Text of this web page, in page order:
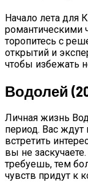
Начало лета для
романтическими
торопитесь с
открытий и
чтобы избежать
Водолей
Личная жизнь
период. Вас
встретить
вы не
требуешь, тем
чувств придут к